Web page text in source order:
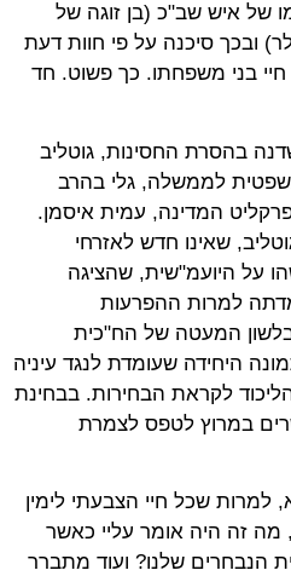
של איש שב"כ (בן זוגה של
ובכך סיכנה על פי חוות דעת
בני משפחתו. כך פשוט. חד
בהסרת החסינות, גוטליב
לממשלה, גלי בהרב
המדינה, עמית איסמן.
שאינו חדש לאזרחי
על היועמ"שית, שהציגה
למרות ההפרעות
בלשון המעטה של הח"כית
היחידה שעומדת לנגד עיניה
לקראת הבחירות. בבחינת
במרוץ לטפס לצמרת
למרות שכל חיי הצבעתי לימין
מה זה היה אומר עליי כאשר
הנבחרים שלנו? ועוד מתברר